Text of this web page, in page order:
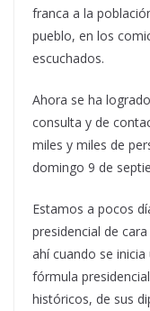
franca a la
pueblo, en los
escuchados.
Ahora se ha
consulta y de
miles y miles de
domingo 9 de
Estamos a pocos
presidencial de
ahí cuando se
fórmula
históricos, de sus